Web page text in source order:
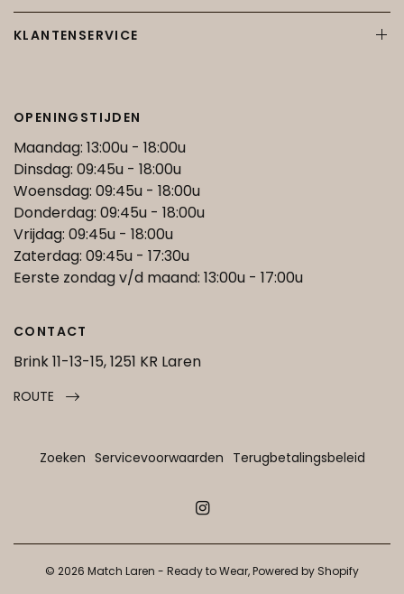
KLANTENSERVICE
OPENINGSTIJDEN
Maandag: 13:00u - 18:00u
Dinsdag: 09:45u - 18:00u
Woensdag: 09:45u - 18:00u
Donderdag: 09:45u - 18:00u
Vrijdag: 09:45u - 18:00u
Zaterdag: 09:45u - 17:30u
Eerste zondag v/d maand: 13:00u - 17:00u
CONTACT
Brink 11-13-15, 1251 KR Laren
ROUTE
Zoeken Servicevoorwaarden Terugbetalingsbeleid
© 2026 Match Laren - Ready to Wear, Powered by Shopify